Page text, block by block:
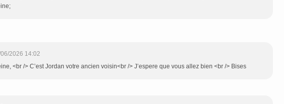
2026 14:02
<br /> C’est Jordan votre ancien voisin<br /> J’espere que vous allez bien <br /> Bises